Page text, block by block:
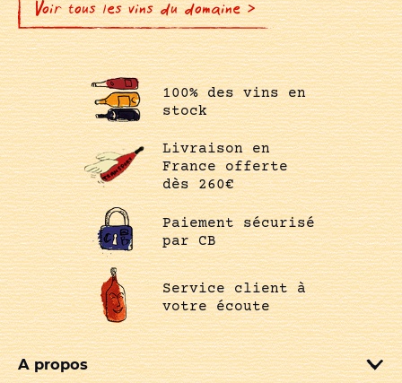
Voir tous les vins du domaine >
100% des vins en
stock
Livraison en
France offerte
dès 260€
Paiement sécurisé
par CB
Service client à
votre écoute
A propos